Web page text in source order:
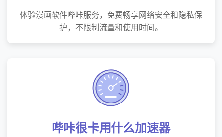
体验漫画软件哔咔服务，免费畅享网络安全和隐私保
护，不限制流量和使用时间。
哔咔很卡用什么加速器